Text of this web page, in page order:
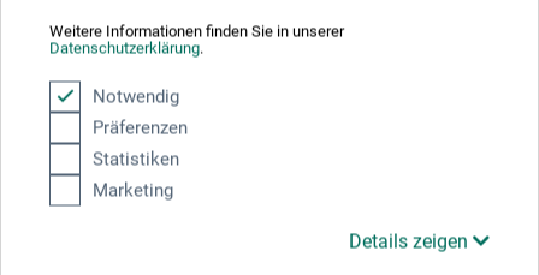
Weitere Informationen finden Sie in unserer
Datenschutzerklärung.
Notwendig
Präferenzen
Statistiken
Marketing
Details zeigen
Ecobra
Leseglas Serie VISION